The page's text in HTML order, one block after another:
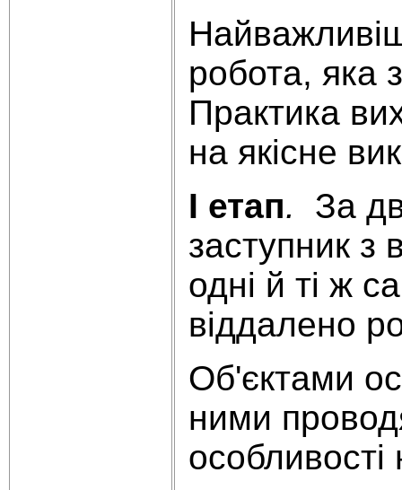
робота, яка
Практика
на якісне
I етап.
За
заступник з
одні й ті ж
віддалено
Об'єктами
ними